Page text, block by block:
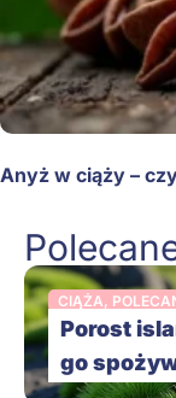
Anyż w ciąży –
CIĄŻA,
Porost
go